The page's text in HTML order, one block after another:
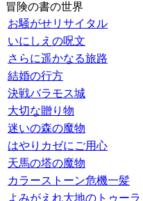
冒険の書の世界
お騒がせリサイタル
いにしえの呪文
さらに遥かなる旅路
結婚の行方
決戦バラモス城
大切な贈り物
迷いの森の魔物
はやりカゼにご用心
天馬の塔の魔物
カラーストーン危機一髪
よみがえれ大地のトゥーラ